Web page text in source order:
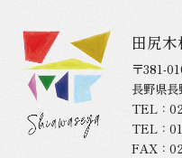
田尻
〒381-
長野県
TEL：
TEL：
FAX：